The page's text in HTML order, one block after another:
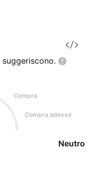
suggeriscono.
Compra
Compra adesso
Neutro